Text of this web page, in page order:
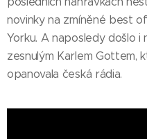
novinky na zmíněné best
Yorku. A naposledy došlo i
zesnulým Karlem
opanovala česká rádia.